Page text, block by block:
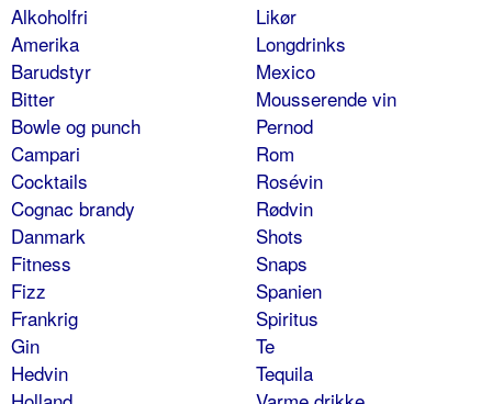
Alkoholfri
Amerika
Barudstyr
Bitter
Bowle og punch
Campari
Cocktails
Cognac brandy
Danmark
Fitness
Fizz
Frankrig
Gin
Hedvin
Likør
Longdrinks
Mexico
Mousserende vin
Pernod
Rom
Rosévin
Rødvin
Shots
Snaps
Spanien
Spiritus
Te
Tequila